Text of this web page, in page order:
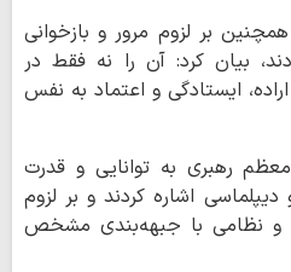
بر لزوم مرور و بازخوانی
بیان کرد: آن را نه فقط در
ایستادگی و اعتماد به نفس
رهبری به توانایی و قدرت
اشاره کردند و بر لزوم
و نظامی با جبهه‌بندی مشخص